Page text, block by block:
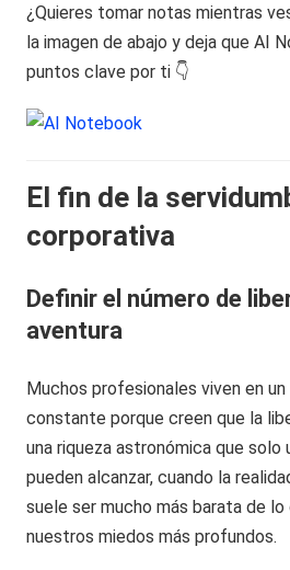
¿Quieres tomar notas mientras
la imagen de abajo y deja que AI
puntos clave por ti 👇
El fin de la
corporativa
Definir el número de
aventura
Muchos profesionales viven en
constante porque creen que la
una riqueza astronómica que solo
pueden alcanzar, cuando la
suele ser mucho más barata de lo
nuestros miedos más profundos.